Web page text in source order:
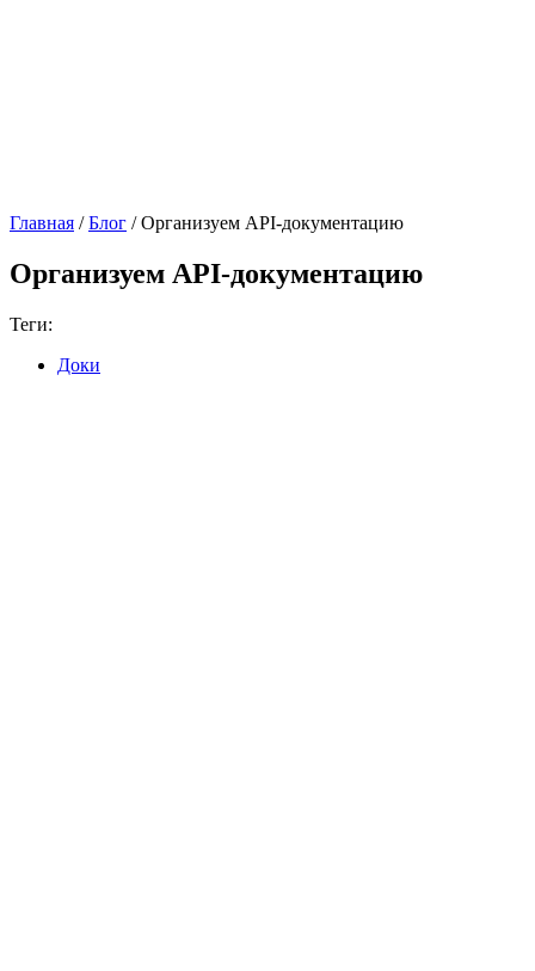
Главная /Блог /Организуем API-документацию
Организуем API-документацию
Теги:
Доки